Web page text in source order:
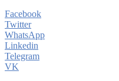
Facebook
Twitter
WhatsApp
Linkedin
Telegram
VK